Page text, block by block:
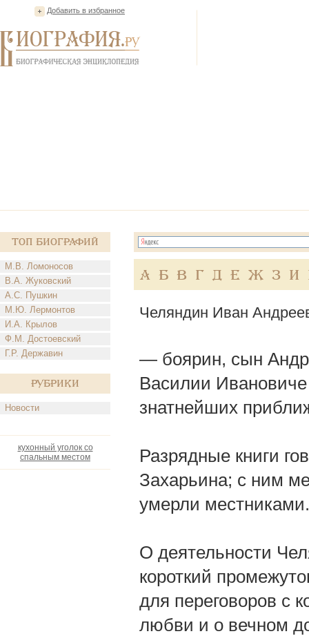
Добавить в избранное
Топ Биографий
М.В. Ломоносов
В.А. Жуковский
А.С. Пушкин
М.Ю. Лермонтов
И.А. Крылов
Ф.М. Достоевский
Г.Р. Державин
Рубрики
Новости
кухонный уголок со
спальным местом
А Б В Г Д Е Ж З И
Челяндин Иван
— боярин, сын
Василии
знатнейших
Разрядные книги
Захарьина; с ним
умерли местниками.
О деятельности
короткий
для переговоров с
любви и о вечном